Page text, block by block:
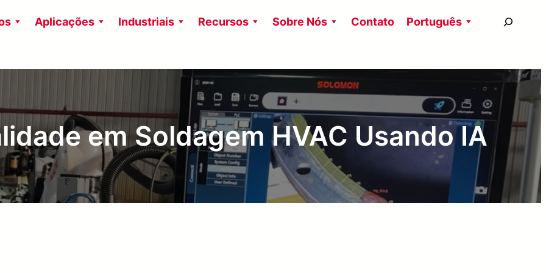
Aplicações Industriais Recursos Sobre Nós Contato Português
em Soldagem HVAC Usando IA